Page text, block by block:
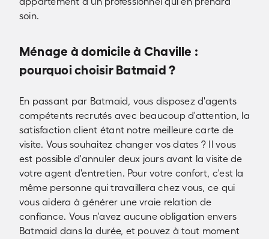
soin.
Ménage à domicile à Chaville :
pourquoi choisir Batmaid ?
En passant par Batmaid, vous disposez d'agents
compétents recrutés avec beaucoup d'attention, la
satisfaction client étant notre meilleure carte de
visite. Vous souhaitez changer vos dates ? Il vous
est possible d'annuler deux jours avant la visite de
votre agent d'entretien. Pour votre confort, c'est la
même personne qui travaillera chez vous, ce qui
vous aidera à générer une vraie relation de
confiance. Vous n'avez aucune obligation envers
Batmaid dans la durée, et pouvez à tout moment